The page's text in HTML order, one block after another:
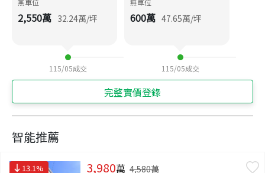
無車位
2,550萬 32.24萬/坪
115/05成交
無車位
600萬 47.65萬/坪
115/05成交
完整實價登錄
智能推薦
13.1% 3,980萬 4,580萬